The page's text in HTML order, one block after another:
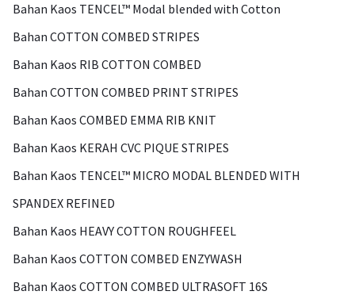
Bahan Kaos TENCEL™ Modal blended with Cotton
Bahan COTTON COMBED STRIPES
Bahan Kaos RIB COTTON COMBED
Bahan COTTON COMBED PRINT STRIPES
Bahan Kaos COMBED EMMA RIB KNIT
Bahan Kaos KERAH CVC PIQUE STRIPES
Bahan Kaos TENCEL™ MICRO MODAL BLENDED WITH
SPANDEX REFINED
Bahan Kaos HEAVY COTTON ROUGHFEEL
Bahan Kaos COTTON COMBED ENZYWASH
Bahan Kaos COTTON COMBED ULTRASOFT 16S